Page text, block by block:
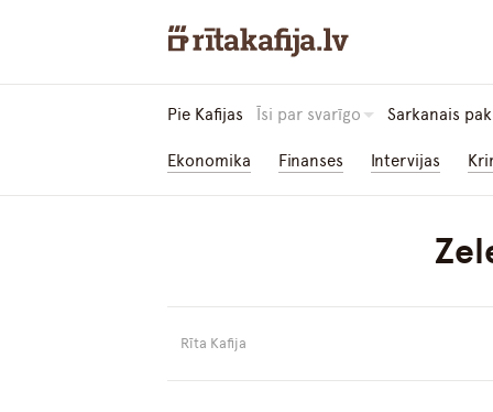
Pie Kafijas Īsi par svarīgo Sarkanais
Ekonomika Finanses Intervijas
Rīta Kafija